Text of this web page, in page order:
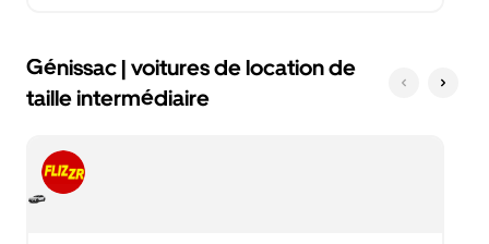
Génissac | voitures de location de
taille intermédiaire